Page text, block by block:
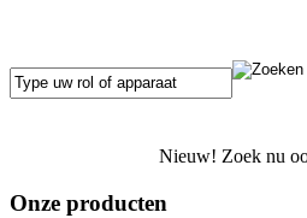
Nieuw! Zoek nu
Onze producten